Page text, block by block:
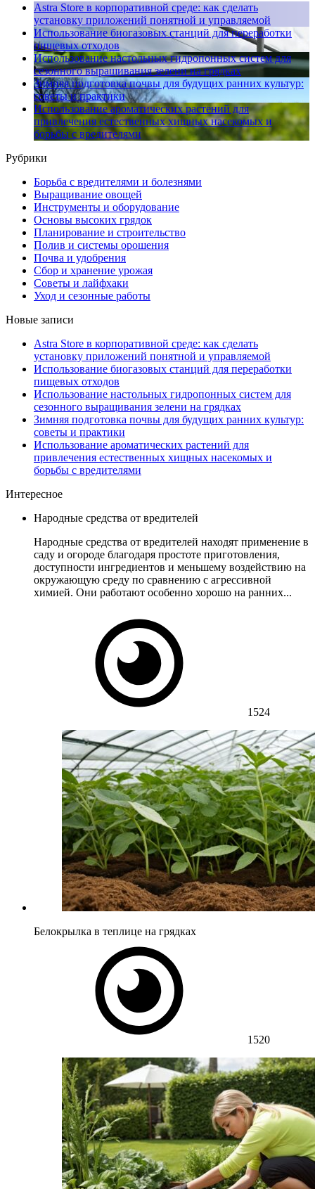
Astra Store в корпоративной среде: как сделать
установку приложений понятной и управляемой
Использование биогазовых станций для переработки
пищевых отходов
Использование настольных гидропонных систем для
сезонного выращивания зелени на грядках
Зимняя подготовка почвы для будущих ранних культур:
советы и практики
Использование ароматических растений для
привлечения естественных хищных насекомых и
борьбы с вредителями
Рубрики
Борьба с вредителями и болезнями
Выращивание овощей
Инструменты и оборудование
Основы высоких грядок
Планирование и строительство
Полив и системы орошения
Почва и удобрения
Сбор и хранение урожая
Советы и лайфхаки
Уход и сезонные работы
Новые записи
Astra Store в корпоративной среде: как сделать
установку приложений понятной и управляемой
Использование биогазовых станций для переработки
пищевых отходов
Использование настольных гидропонных систем для
сезонного выращивания зелени на грядках
Зимняя подготовка почвы для будущих ранних культур:
советы и практики
Использование ароматических растений для
привлечения естественных хищных насекомых и
борьбы с вредителями
Интересное
Народные средства от вредителей
Народные средства от вредителей находят применение в
саду и огороде благодаря простоте приготовления,
доступности ингредиентов и меньшему воздействию на
окружающую среду по сравнению с агрессивной
химией. Они работают особенно хорошо на ранних...
1524
Белокрылка в теплице на грядках
1520